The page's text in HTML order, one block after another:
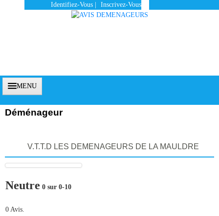
Identifiez-Vous Inscrivez-Vous
MENU
Vous Êtes Un Client
Qui Sommes-Nous ?
Pourquoi Nous Faire Confiance ?
Déménageur
V.T.T.D LES DEMENAGEURS DE LA MAULDRE
Neutre 0 sur 0-10
0 Avis.